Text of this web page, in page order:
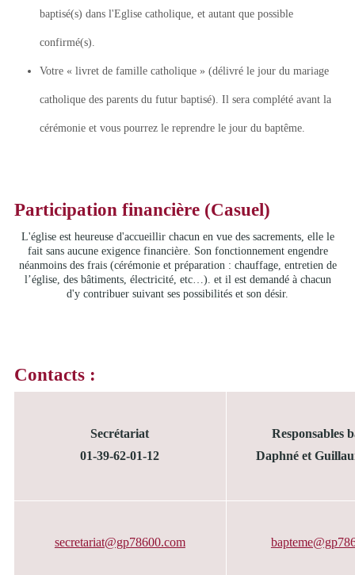
baptisé(s) dans l'Eglise catholique, et autant que possible
confirmé(s).
Votre « livret de famille catholique » (délivré le jour du mariage
catholique des parents du futur baptisé). Il sera complété avant la
cérémonie et vous pourrez le reprendre le jour du baptême.
Participation financière (Casuel)
L'église est heureuse d'accueillir chacun en vue des sacrements, elle le
fait sans aucune exigence financière. Son fonctionnement engendre
néanmoins des frais (cérémonie et préparation : chauffage, entretien de
l’église, des bâtiments, électricité, etc…). et il est demandé à chacun
d'y contribuer suivant ses possibilités et son désir.
Contacts :
Secrétariat
01-39-62-01-12
Responsables
Daphné et
secretariat@gp78600.com